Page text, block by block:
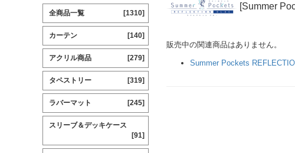
[Summer
販売中の関連商品はありません。
Summer Pockets
全商品一覧 [1310]
カーテン [140]
アクリル商品 [279]
タペストリー [319]
ラバーマット [245]
スリーブ＆デッキケース
[91]